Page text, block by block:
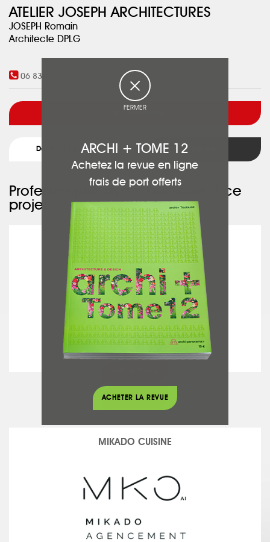
ATELIER JOSEPH ARCHITECTURES
JOSEPH Romain
Architecte DPLG
06 83 02 59 00
Détail du projet
Professionnels ayant participé à ce
projet :
CROUZET-FELIUS
Agencement
MIKADO CUISINE
FERMER
ARCHI + TOME 12
Achetez la revue en ligne
frais de port offerts
ACHETER LA REVUE